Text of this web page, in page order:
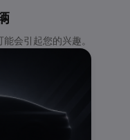
会引起您的兴趣。